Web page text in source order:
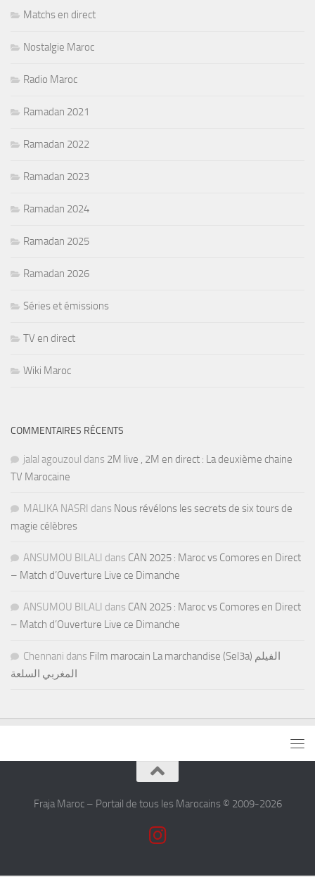
Matchs en direct
Nostalgie Maroc
Radio Maroc
Ramadan 2021
Ramadan 2022
Ramadan 2023
Ramadan 2024
Ramadan 2025
Ramadan 2026
Séries et émissions
TV en direct
Wiki Maroc
COMMENTAIRES RÉCENTS
jalal agouzoul dans 2M live , 2M en direct : La deuxième chaine
TV Marocaine
MALIKA NASRI dans Nous révélons les secrets de six tours de
magie célèbres
ANSUMOU BILALI dans CAN 2025 : Maroc vs Comores en Direct
– Match d’Ouverture Live ce Dimanche
ANSUMOU BILALI dans CAN 2025 : Maroc vs Comores en Direct
– Match d’Ouverture Live ce Dimanche
Chennani dans Film marocain La marchandise (Sel3a) الفيلم
المغربي السلعة
Fraja Maroc – Portail de tous les Marocains © 2009-2026